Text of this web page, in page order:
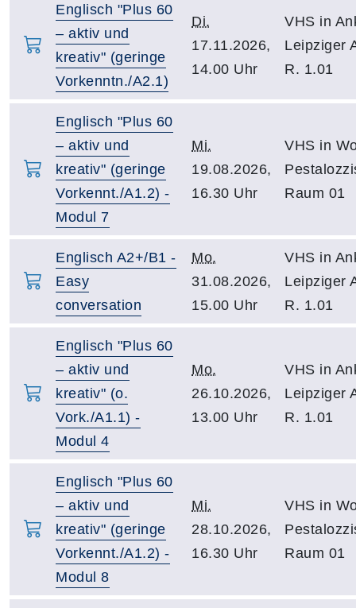
Englisch "Plus 60
– aktiv und
kreativ" (geringe
Vorkenntn./A2.1)
Di.
17.11.2026,
14.00 Uhr
VHS in
Leipziger
R. 1.01
Englisch "Plus 60
– aktiv und
kreativ" (geringe
Vorkennt./A1.2) -
Modul 7
Mi.
19.08.2026,
16.30 Uhr
VHS in
Raum 01
Englisch A2+/B1 -
Easy
conversation
Mo.
31.08.2026,
15.00 Uhr
VHS in
Leipziger
R. 1.01
Englisch "Plus 60
– aktiv und
kreativ" (o.
Vork./A1.1) -
Modul 4
Mo.
26.10.2026,
13.00 Uhr
VHS in
Leipziger
R. 1.01
Englisch "Plus 60
– aktiv und
kreativ" (geringe
Vorkennt./A1.2) -
Modul 8
Mi.
28.10.2026,
16.30 Uhr
VHS in
Raum 01